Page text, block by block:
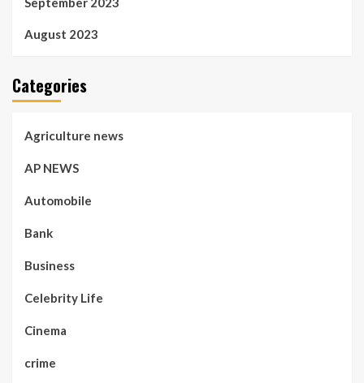
August 2023
Categories
Agriculture news
AP NEWS
Automobile
Bank
Business
Celebrity Life
Cinema
crime